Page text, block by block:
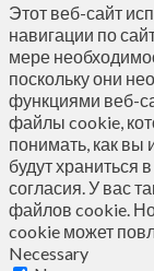
Этот веб-сайт
навигации по
мере
поскольку они
функциями веб-
файлы cookie,
понимать, как вы
будут храниться
согласия. У вас
файлов cookie. Но
cookie может
Necessary